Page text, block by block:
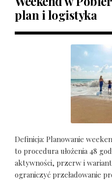
plan i logistyka
Definicja: Planowanie
to procedura ułożenia 48
aktywności, przerw i
ograniczyć przeładowanie